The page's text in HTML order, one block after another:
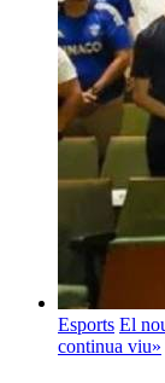
Esports El
continua viu»